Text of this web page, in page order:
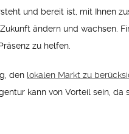
und bereit ist, mit Ihnen
ändern und wachsen.
zu helfen.
den lokalen Markt zu
kann von Vorteil sein,